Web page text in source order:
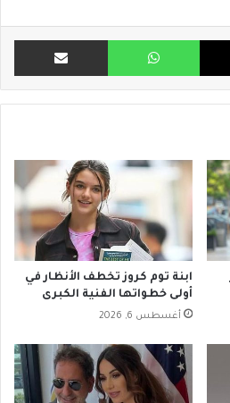
X واتساب مشاركة
ابنة توم كروز تخطف الأنظار في
أولى خطواتها الفنية الكبرى
أغسطس 6, 2026